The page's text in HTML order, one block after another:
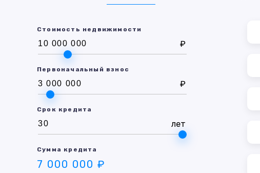
Стоимость недвижимости
₽
Первоначальный взнос
₽
Срок кредита
лет
Сумма кредита
7 000 000 ₽